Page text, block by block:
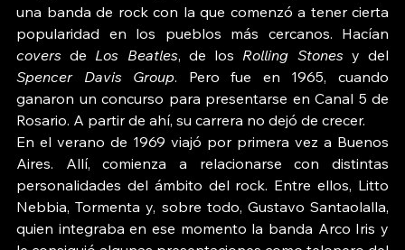
una banda de rock con la que comenzó a tener cierta
covers de Los Beatles, de los Rolling Stones
Spencer Davis Group. Pero fue en 1965, cuando
ganaron un concurso para presentarse en Canal 5 de
Rosario. A partir de ahí, su carrera no dejó de crecer.
En el verano de 1969 viajó por primera vez a Buenos
Aires. Allí, comienza a relacionarse con distintas
personalidades del ámbito del rock. Entre ellos, Litto
Nebbia, Tormenta y, sobre todo, Gustavo Santaolalla,
quien integraba en ese momento la banda Arco Iris y